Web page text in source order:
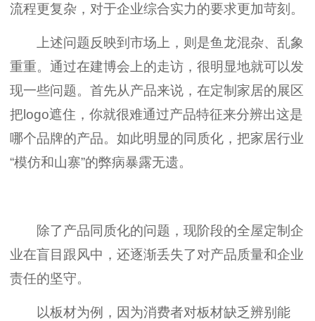
流程更复杂，对于企业综合实力的要求更加苛刻。
上述问题反映到市场上，则是鱼龙混杂、乱象
重重。通过在建博会上的走访，很明显地就可以发
现一些问题。首先从产品来说，在定制家居的展区
把logo遮住，你就很难通过产品特征来分辨出这是
哪个品牌的产品。如此明显的同质化，把家居行业
“模仿和山寨”的弊病暴露无遗。
除了产品同质化的问题，现阶段的全屋定制企
业在盲目跟风中，还逐渐丢失了对产品质量和企业
责任的坚守。
以板材为例，因为消费者对板材缺乏辨别能